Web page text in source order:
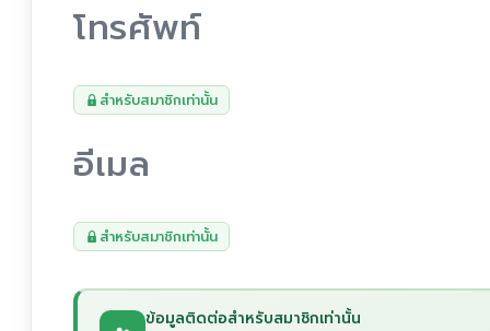
โทรศัพท์
สำหรับสมาชิกเท่านั้น
อีเมล
สำหรับสมาชิกเท่านั้น
ข้อมูลติดต่อสำหรับสมาชิกเท่านั้น